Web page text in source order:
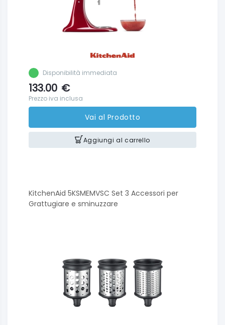
Disponibilità immediata
133.00 €
Prezzo iva inclusa
Vai al Prodotto
Aggiungi al carrello
KitchenAid 5KSMEMVSC Set 3 Accessori per
Grattugiare e sminuzzare